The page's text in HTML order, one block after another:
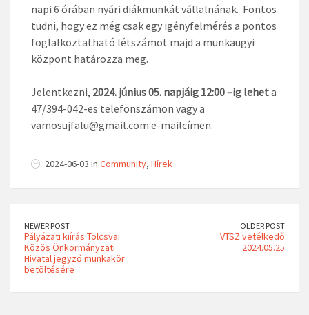
napi 6 órában nyári diákmunkát vállalnának. Fontos
tudni, hogy ez még csak egy igényfelmérés a pontos
foglalkoztatható létszámot majd a munkaügyi
központ határozza meg.
Jelentkezni, 2024. június 05. napjáig 12:00 –ig leheta
47/394-042-es telefonszámon vagy a
vamosujfalu@gmail.com e-mailcímen.
2024-06-03 in Community, Hírek
NEWER POST
Pályázati kiírás Tolcsvai
Közös Önkormányzati
Hivatal jegyző munkakör
betöltésére
OLDER POST
VTSZ vetélkedő
2024.05.25